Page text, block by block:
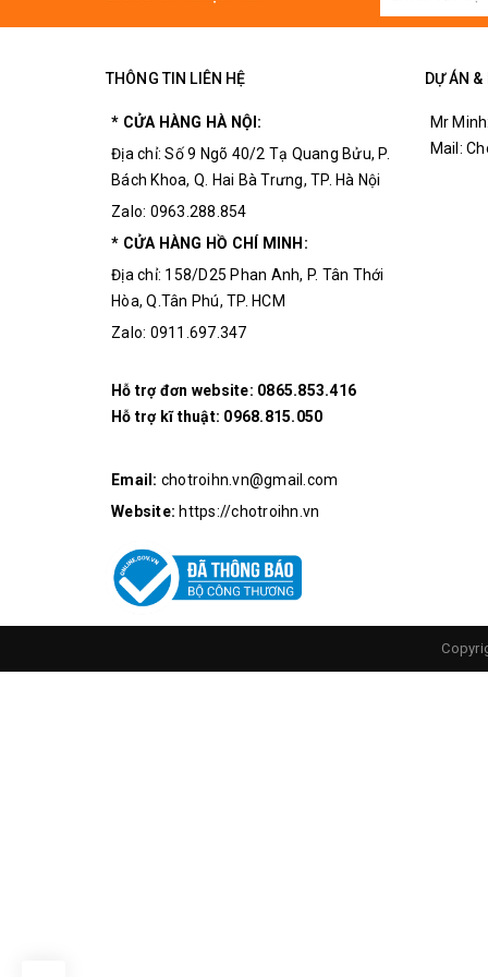
THÔNG TIN LIÊN HỆ
* CỬA HÀNG HÀ NỘI:
Địa chỉ: Số 9 Ngõ 40/2 Tạ Quang Bửu, P.
Bách Khoa, Q. Hai Bà Trưng, TP. Hà Nội
Zalo: 0963.288.854
* CỬA HÀNG HỒ CHÍ MINH:
Địa chỉ: 158/D25 Phan Anh, P. Tân Thới
Hòa, Q.Tân Phú, TP. HCM
Zalo: 0911.697.347
Hỗ trợ đơn website: 0865.853.416
Hỗ trợ kĩ thuật: 0968.815.050
Email: chotroihn.vn@gmail.com
Website: https://chotroihn.vn
DỰ ÁN &
Mr
Mail: